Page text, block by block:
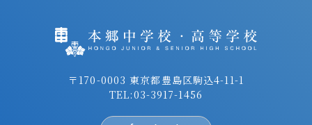
〒170-0003 東京都豊島区駒込4-11-1
TEL:03-3917-1456